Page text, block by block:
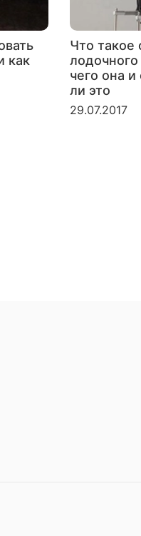
как
Что такое
чего она и
ли это
29.07.2017